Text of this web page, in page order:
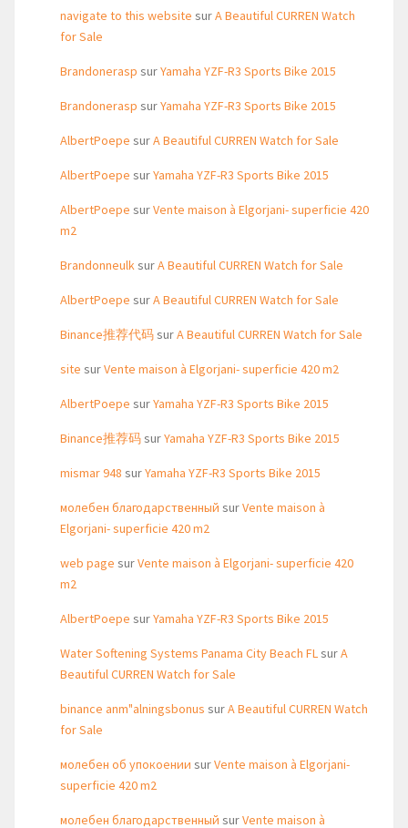
navigate to this website surA Beautiful CURREN Watch
for Sale
Brandonerasp surYamaha YZF-R3 Sports Bike 2015
Brandonerasp surYamaha YZF-R3 Sports Bike 2015
AlbertPoepe surA Beautiful CURREN Watch for Sale
AlbertPoepe surYamaha YZF-R3 Sports Bike 2015
AlbertPoepe surVente maison à Elgorjani- superficie 420
m2
BrandonneulksurA Beautiful CURREN Watch for Sale
AlbertPoepe surA Beautiful CURREN Watch for Sale
Binance推荐代码surA Beautiful CURREN Watch for Sale
site surVente maison à Elgorjani- superficie 420 m2
AlbertPoepe surYamaha YZF-R3 Sports Bike 2015
Binance推荐码surYamaha YZF-R3 Sports Bike 2015
mismar 948 surYamaha YZF-R3 Sports Bike 2015
молебен благодарственный surVente maison à
Elgorjani- superficie 420 m2
web page surVente maison à Elgorjani- superficie 420
m2
AlbertPoepe surYamaha YZF-R3 Sports Bike 2015
Water Softening Systems Panama City Beach FLsurA
Beautiful CURREN Watch for Sale
binance anm"alningsbonus surA Beautiful CURREN Watch
for Sale
молебен об упокоении surVente maison à Elgorjani-
superficie 420 m2
молебен благодарственный surVente maison à